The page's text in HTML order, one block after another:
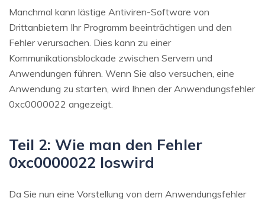
Manchmal kann lästige Antiviren-Software von
Drittanbietern Ihr Programm beeinträchtigen und den
Fehler verursachen. Dies kann zu einer
Kommunikationsblockade zwischen Servern und
Anwendungen führen. Wenn Sie also versuchen, eine
Anwendung zu starten, wird Ihnen der Anwendungsfehler
0xc0000022 angezeigt.
Teil 2: Wie man den Fehler
0xc0000022 loswird
Da Sie nun eine Vorstellung von dem Anwendungsfehler